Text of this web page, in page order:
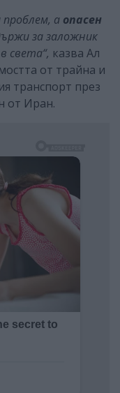
проблем, а опасен
за заложник
света“, казва Ал
от трайна и
транспорт през
от Иран.